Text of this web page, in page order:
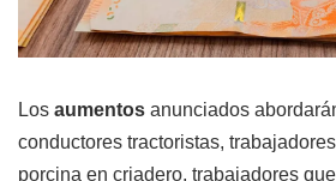
Los aumentos anunciados
conductores tractoristas,
porcina en criadero, trabajadores